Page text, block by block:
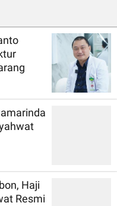
Haji
Resmi